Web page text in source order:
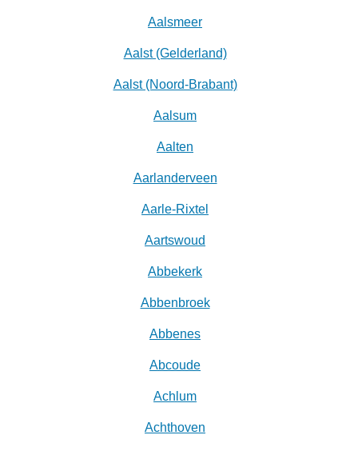
Aalsmeer
Aalst (Gelderland)
Aalst (Noord-Brabant)
Aalsum
Aalten
Aarlanderveen
Aarle-Rixtel
Aartswoud
Abbekerk
Abbenbroek
Abbenes
Abcoude
Achlum
Achthoven